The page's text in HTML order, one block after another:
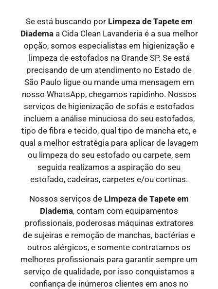
Se está buscando por Limpeza de Tapete em
Diademaa Cida Clean Lavanderia é a sua melhor
opção, somos especialistas em higienização e
limpeza de estofados na Grande SP. Se está
precisando de um atendimento no Estado de
São Paulo ligue ou mande uma mensagem em
nosso WhatsApp, chegamos rapidinho. Nossos
serviços de higienização de sofás e estofados
incluem a análise minuciosa do seu estofados,
tipo de fibra e tecido, qual tipo de mancha etc, e
qual a melhor estratégia para aplicar de lavagem
ou limpeza do seu estofado ou carpete, sem
seguida realizamos a aspiração do seu
estofado, cadeiras, carpetes e/ou cortinas.
Nossos serviços de Limpeza de Tapete em
Diadema, contam com equipamentos
profissionais, poderosas máquinas extratores
de sujeiras e remoção de manchas, bactérias e
outros alérgicos, e somente contratamos os
melhores profissionais para garantir sempre um
serviço de qualidade, por isso conquistamos a
confiança de inúmeros clientes em anos no